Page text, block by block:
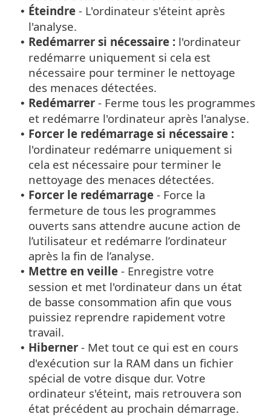
• Éteindre - L'ordinateur s'éteint après
l'analyse.
• Redémarrer si nécessaire : l'ordinateur
redémarre uniquement si cela est
nécessaire pour terminer le nettoyage
des menaces détectées.
• Redémarrer - Ferme tous les programmes
et redémarre l'ordinateur après l'analyse.
• Forcer le redémarrage si nécessaire :
l'ordinateur redémarre uniquement si
cela est nécessaire pour terminer le
nettoyage des menaces détectées.
• Forcer le redémarrage - Force la
fermeture de tous les programmes
ouverts sans attendre aucune action de
l’utilisateur et redémarre l’ordinateur
après la fin de l’analyse.
• Mettre en veille - Enregistre votre
session et met l'ordinateur dans un état
de basse consommation afin que vous
puissiez reprendre rapidement votre
travail.
• Hiberner - Met tout ce qui est en cours
d'exécution sur la RAM dans un fichier
spécial de votre disque dur. Votre
ordinateur s'éteint, mais retrouvera son
état précédent au prochain démarrage.